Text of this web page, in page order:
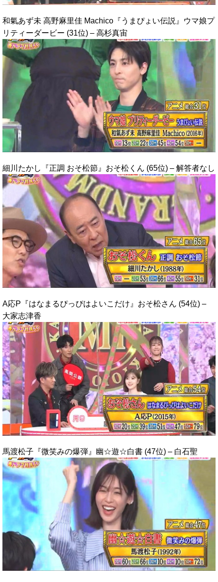
和氣あず未 高野麻里佳 Machico『うまぴょい伝説』ウマ娘プ
リティーダービー (31位) – 高杉真宙
細川たかし『正調 おそ松節』おそ松くん (65位) – 解答者なし
A応P『はなまるぴっぴはよいこだけ』おそ松さん (54位) –
大家志津香
馬渡松子『微笑みの爆弾』幽☆遊☆白書 (47位) – 白石聖